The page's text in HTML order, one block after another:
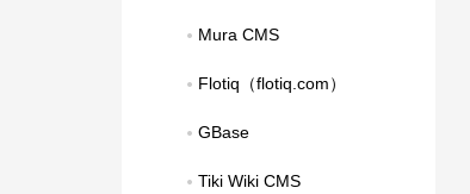
Mura CMS
Flotiq（flotiq.com）
GBase
Tiki Wiki CMS